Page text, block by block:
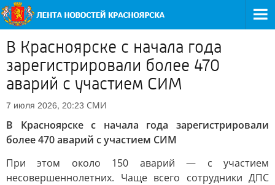
В Красноярске с начала года
зарегистрировали более 470
аварий с участием СИМ
7 июля 2026, 20:23 СМИ
В Красноярске с начала года зарегистрировали
более 470 аварий с участием СИМ
При этом около 150 аварий — с участием
несовершеннолетних. Чаще всего сотрудники ДПС